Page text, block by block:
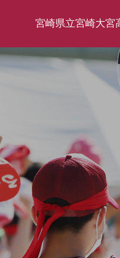
宮崎県立宮崎大宮
お知ら
動報告
activity report
学校行事
東京大学訪問